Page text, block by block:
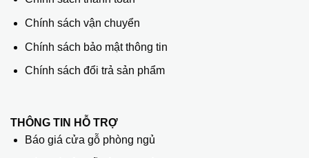
Chính sách vận chuyển
Chính sách bảo mật thông tin
Chính sách đổi trả sản phẩm
THÔNG TIN HỖ TRỢ
Báo giá cửa gỗ phòng ngủ